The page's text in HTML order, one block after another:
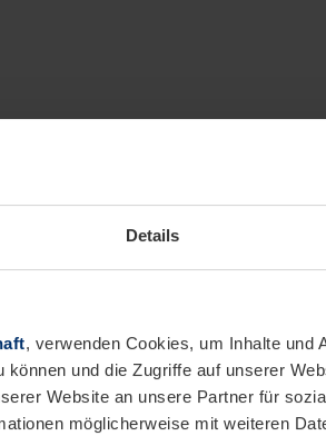
Details
, verwenden Cookies, um Inhalte und
und die Zugriffe auf unserer
Website an unsere Partner für
möglicherweise mit weiteren